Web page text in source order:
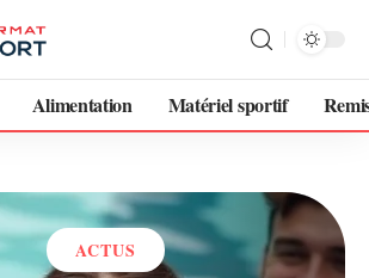
Alimentation Matériel sportif
ACTUS